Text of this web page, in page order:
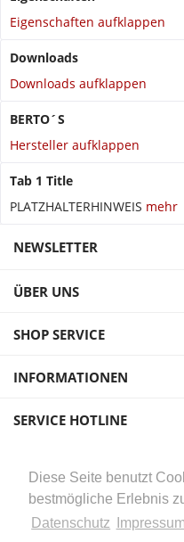
Diese Seite benutzt
bestmögliche Erlebnis
Datenschutz
Impressum
Eigenschaften aufklappen
Downloads
Downloads aufklappen
BERTO´S
Hersteller aufklappen
Tab 1 Title
PLATZHALTERHINWEIS mehr
NEWSLETTER
ÜBER UNS
SHOP SERVICE
INFORMATIONEN
SERVICE HOTLINE
WIR VERSENDEN MIT: